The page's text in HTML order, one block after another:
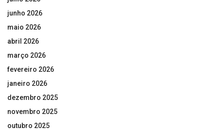
junho 2026
maio 2026
abril 2026
março 2026
fevereiro 2026
janeiro 2026
dezembro 2025
novembro 2025
outubro 2025